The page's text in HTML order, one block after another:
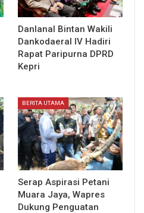
Danlanal Bintan Wakili
Dankodaeral IV Hadiri
Rapat Paripurna DPRD
Kepri
BERITA UTAMA
Serap Aspirasi Petani
Muara Jaya, Wapres
Dukung Penguatan